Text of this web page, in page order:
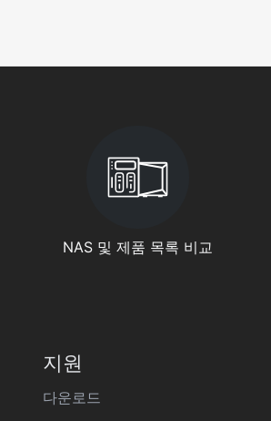
NAS 및 제품 목록 비교
지원
다운로드